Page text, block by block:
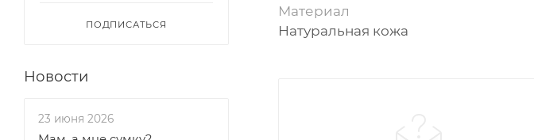
Материал
Натуральная кожа
ПОДПИСАТЬСЯ
Новости
23 июня 2026